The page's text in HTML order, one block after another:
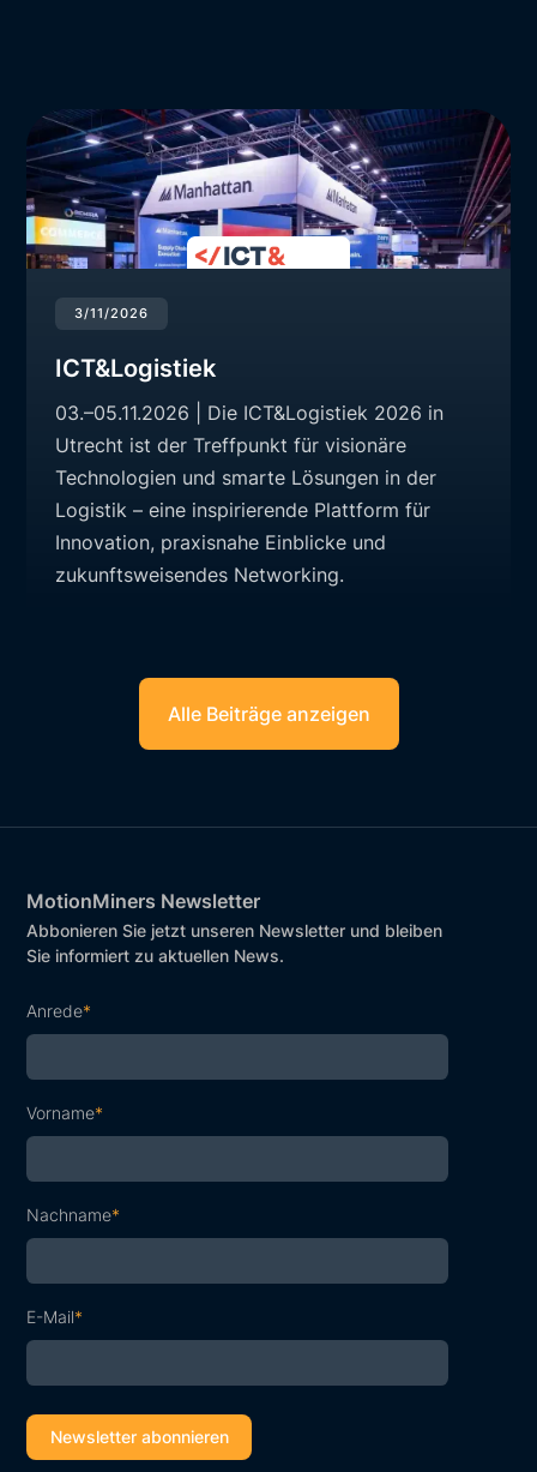
3/11/2026
ICT&Logistiek
03.–05.11.2026 | Die ICT&Logistiek 2026 in
Utrecht ist der Treffpunkt für visionäre
Technologien und smarte Lösungen in der
Logistik – eine inspirierende Plattform für
Innovation, praxisnahe Einblicke und
zukunftsweisendes Networking.
Alle Beiträge anzeigen
MotionMiners Newsletter
Abbonieren Sie jetzt unseren Newsletter und bleiben
Sie informiert zu aktuellen News.
Anrede*
Vorname*
Nachname*
E-Mail*